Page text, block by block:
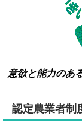
意欲と能力のあ
認定農業者制